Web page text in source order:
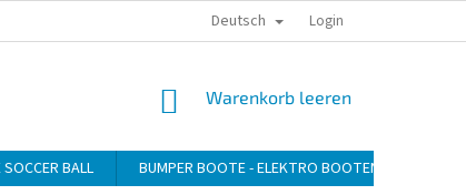
ZAHLUNG VERSAND
Deutsch Login
WARENKORB
Warenkorb leeren
BALL BUMPER BOOTE - ELEKTRO BOOTEN